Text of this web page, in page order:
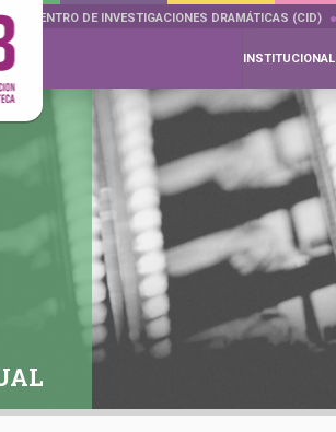
CENTRO DE INVESTIGACIONES DRAMÁTICAS (CID)
INSTITUCIONAL